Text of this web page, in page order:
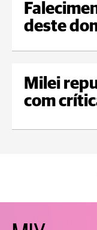
deste
Milei
com